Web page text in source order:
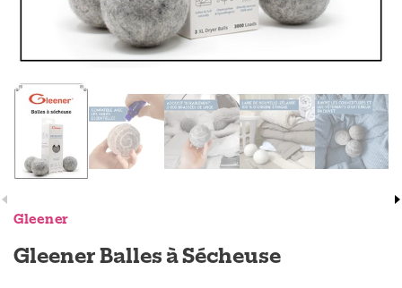
Gleener
Gleener Balles à Sécheuse